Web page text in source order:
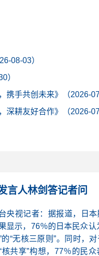
08-03）
）
手共创未来》（2026-
耕友好合作》（2026-
言人林剑答记者问
央视记者：据报道，日
显示，76％的日本民众认
的“无核三原则”。同时，
核共享”构想，77％的民